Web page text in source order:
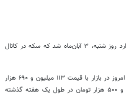
در حالی وارد روز شنبه، ۳ آبان‌ماه شد که سکه در کانال
بررسی‌ها نشان می‌دهد سکه امامی امروز در بازار با قیمت ۱۱۳ میلیون و ۶۹۰ هزار
تومان دیده می‌شود که یک میلیون و ۵۰۰ هزار تومان در طول یک هفته گذشته